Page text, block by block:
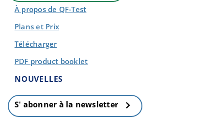
À propos de QF-Test
Plans et Prix
Télécharger
PDF product booklet
NOUVELLES
S' abonner à la newsletter